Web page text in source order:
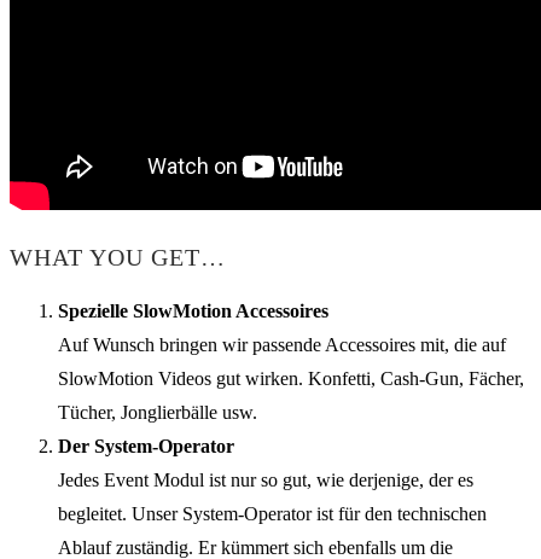
WHAT YOU GET…
Spezielle SlowMotion Accessoires
Auf Wunsch bringen wir passende Accessoires mit, die auf
SlowMotion Videos gut wirken. Konfetti, Cash-Gun, Fächer,
Tücher, Jonglierbälle usw.
Der System-Operator
Jedes Event Modul ist nur so gut, wie derjenige, der es
begleitet. Unser System-Operator ist für den technischen
Ablauf zuständig. Er kümmert sich ebenfalls um die